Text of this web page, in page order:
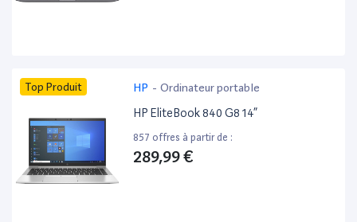
Top Produit HP - Ordinateur portable
HP EliteBook 840 G8 14”
857 offres à partir de :
289,99 €